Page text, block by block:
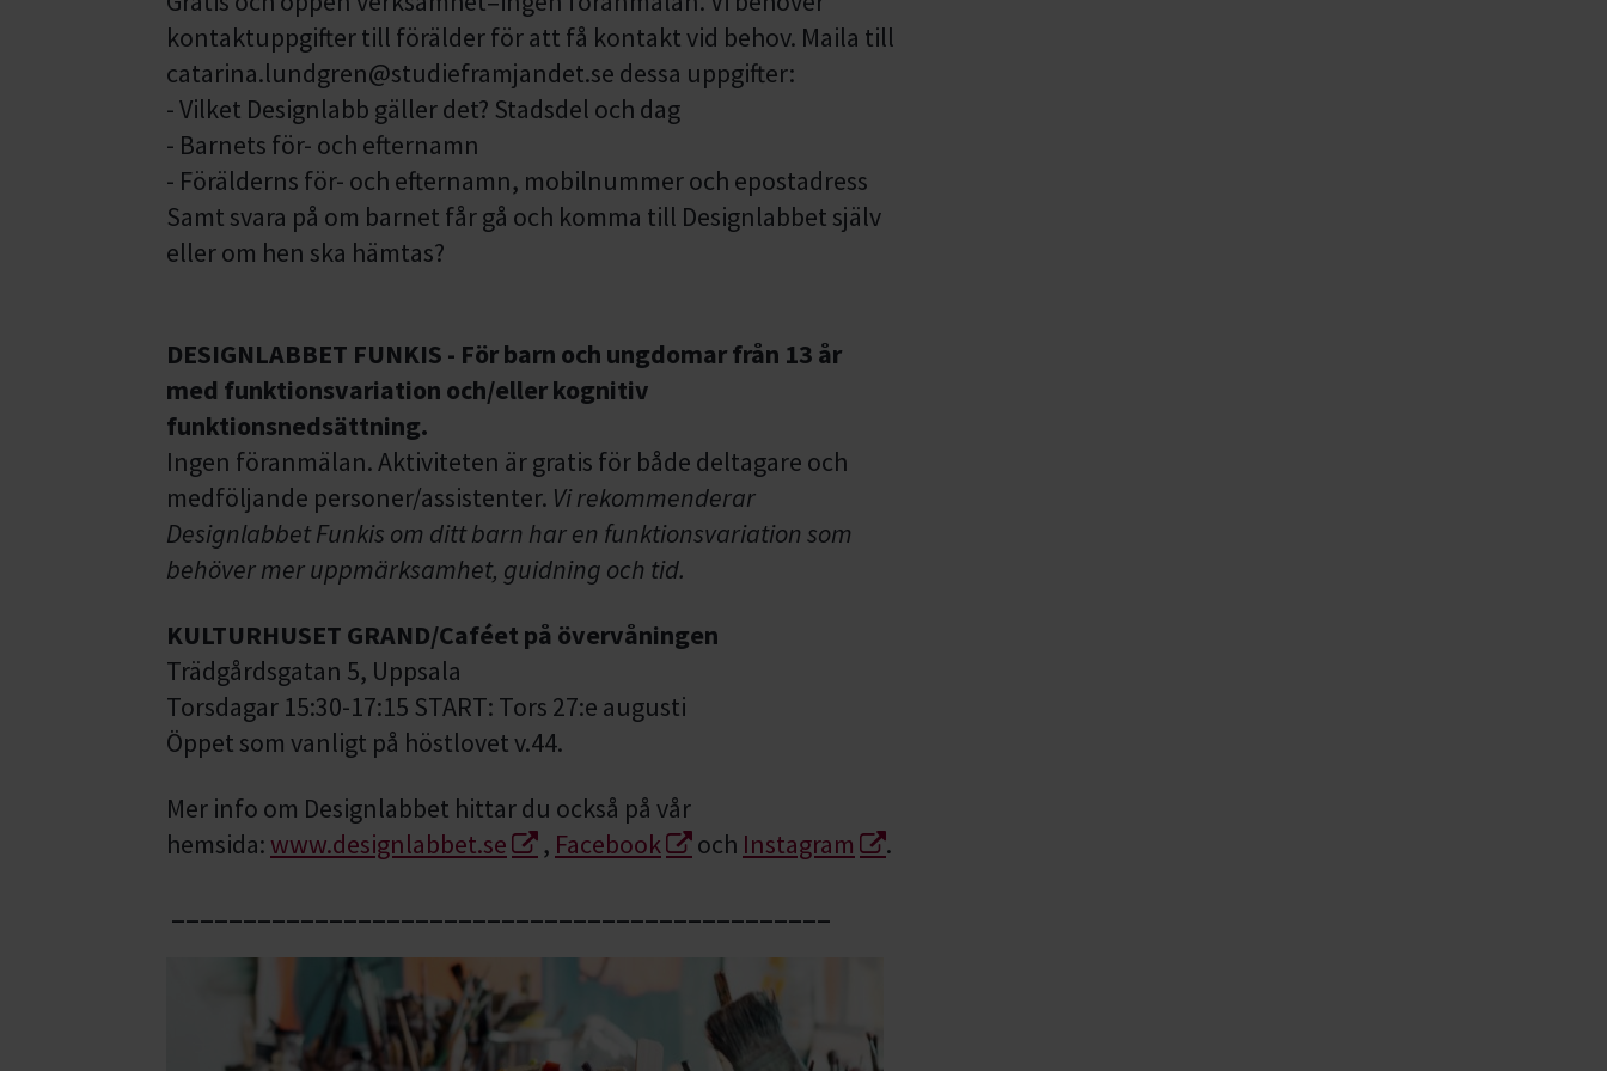
kontaktuppgifter till förälder för att få kontakt vid behov. Maila till
catarina.lundgren@studieframjandet.se dessa uppgifter:
- Vilket Designlabb gäller det? Stadsdel och dag
- Barnets för- och efternamn
- Förälderns för- och efternamn, mobilnummer och epostadress
Samt svara på om barnet får gå och komma till Designlabbet själv
eller om hen ska hämtas?
DESIGNLABBET FUNKIS - För barn och ungdomar från 13 år
med funktionsvariation och/eller kognitiv
funktionsnedsättning.
Ingen föranmälan. Aktiviteten är gratis för både deltagare och
medföljande personer/assistenter. Vi rekommenderar
Designlabbet Funkis om ditt barn har en funktionsvariation som
behöver mer uppmärksamhet, guidning och tid.
KULTURHUSET GRAND/Caféet på övervåningen
Trädgårdsgatan 5, Uppsala
Torsdagar 15:30-17:15 START: Tors 27:e augusti
Öppet som vanligt på höstlovet v.44.
Mer info om Designlabbet hittar du också på vår
hemsida: www.designlabbet.se , Facebook och Instagram
.